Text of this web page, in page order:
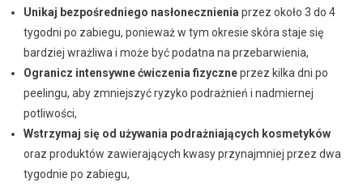
Unikaj bezpośredniego nasłonecznieniaprzez około 3 do 4
tygodni po zabiegu, ponieważ w tym okresie skóra staje się
bardziej wrażliwa i może być podatna na przebarwienia,
Ogranicz intensywne ćwiczenia fizyczneprzez kilka dni po
peelingu, aby zmniejszyć ryzyko podrażnień i nadmiernej
potliwości,
Wstrzymaj się od używania podrażniających kosmetyków
oraz produktów zawierających kwasy przynajmniej przez dwa
tygodnie po zabiegu,